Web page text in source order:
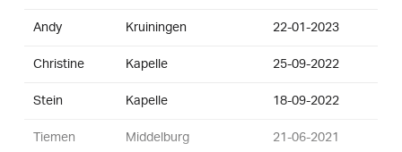
Andy Kruiningen 22-01-2023
Christine Kapelle 25-09-2022
Stein Kapelle 18-09-2022
Tiemen Middelburg 21-06-2021